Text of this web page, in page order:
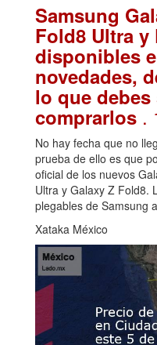
Samsung
Fold8 Ultra y
disponibles
novedades,
lo que
comprarlos .
No hay fecha que no
prueba de ello es que
oficial de los nuevos
Ultra y Galaxy Z Fold8.
plegables de Samsung
Xataka México